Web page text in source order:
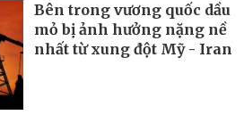
Bên trong vương quốc dầu
mỏ bị ảnh hưởng nặng nề
nhất từ xung đột Mỹ - Iran